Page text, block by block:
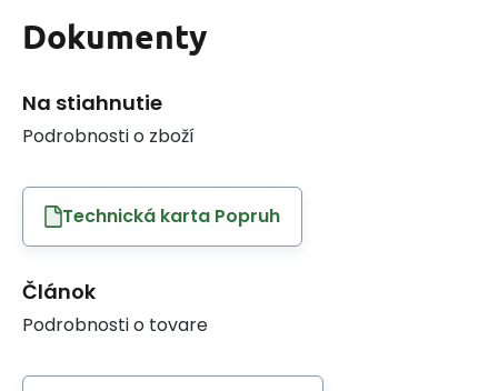
Dokumenty
Na stiahnutie
Podrobnosti o zboží
Technická karta Popruh
Článok
Podrobnosti o tovare